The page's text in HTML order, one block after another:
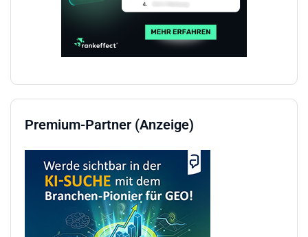
Premium-Partner (Anzeige)